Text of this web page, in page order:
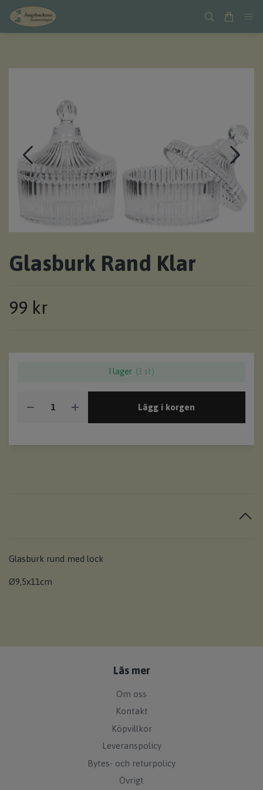
Glasburk Rand Klar
99 kr
I lager (3 st)
Lägg i korgen
Glasburk rund med lock
Ø9,5x11cm
Läs mer
Om oss
Kontakt
Köpvillkor
Leveranspolicy
Bytes- och returpolicy
Övrigt